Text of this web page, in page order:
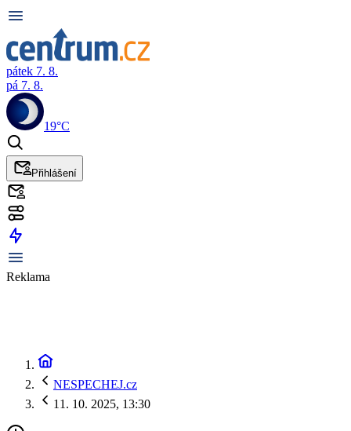
pátek 7. 8.
pá 7. 8.
19°C
Přihlášení
Reklama
NESPECHEJ.cz
11. 10. 2025, 13:30